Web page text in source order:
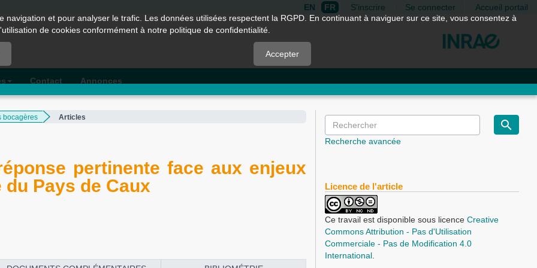
EN FR S'inscrire Se connecter Accueil portail
Contact Annonces
bocagères Articles
pertinente face aux enjeux
Pays de Caux
Recherche avancée
Licence de l'article
Ce travail est disponible sous licenceCreative
Commons Attribution - Pas d'Utilisation
Commerciale - Pas de Modification 4.0
International
et pour analyser le trafic. Les données utilisées respectent la RGPD. En continuant à naviguer sur ce site, vous consentez à
de cookies conformément à notre politique de confidentialité.
Accepter